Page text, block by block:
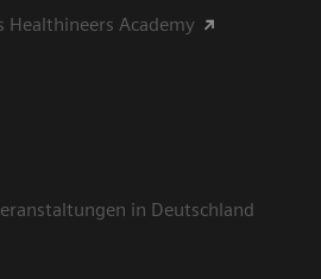
Healthineers Academy
in Deutschland